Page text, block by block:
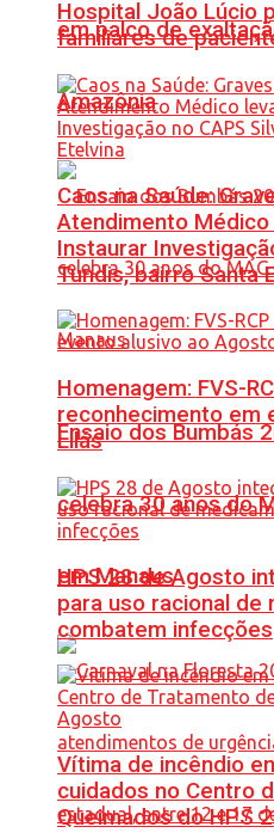
em palco de
Amazônia
Ensaio dos Bumbás
celebra 30 anos do
em Manaus
Hospital João Lúcio
familiares de
Caos na Saúde:
Atendimento Médico
Instaurar
Tundis, bairro Santa
Homenagem: FVS-
reconhecimento em
Lilás
HPS 28 de Agosto
para uso racional de
combatem infecções
Vítima de incêndio
cuidados no Centro
Queimados do HPS